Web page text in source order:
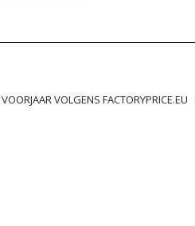
VOLGENS FACTORYPRICE.EU